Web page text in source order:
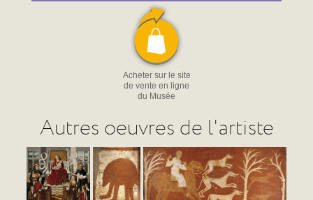
Acheter sur le site
de vente en ligne
du Musée
Autres oeuvres de l'artiste